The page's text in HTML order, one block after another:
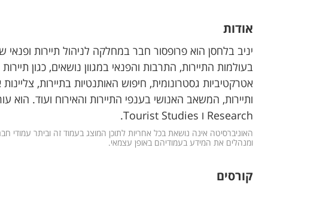
אודות
יניב בלחסן הוא פרופסור חבר במחלקה לניהול תיירות ופנאי
בעולמות התיירות, התרבות והפנאי במגוון נושאים, כגון
אטרקטיביות גסטרונומית, חיפוש האותנטיות בתיירות,
Research ו Tourist Studies.
האוניברסיטה אינה נושאת בכל אחריות לתוכן המוצג בעמוד זה וביתר
ומנהלים את המידע בעמודיהם באופן עצמאי.
קורסים